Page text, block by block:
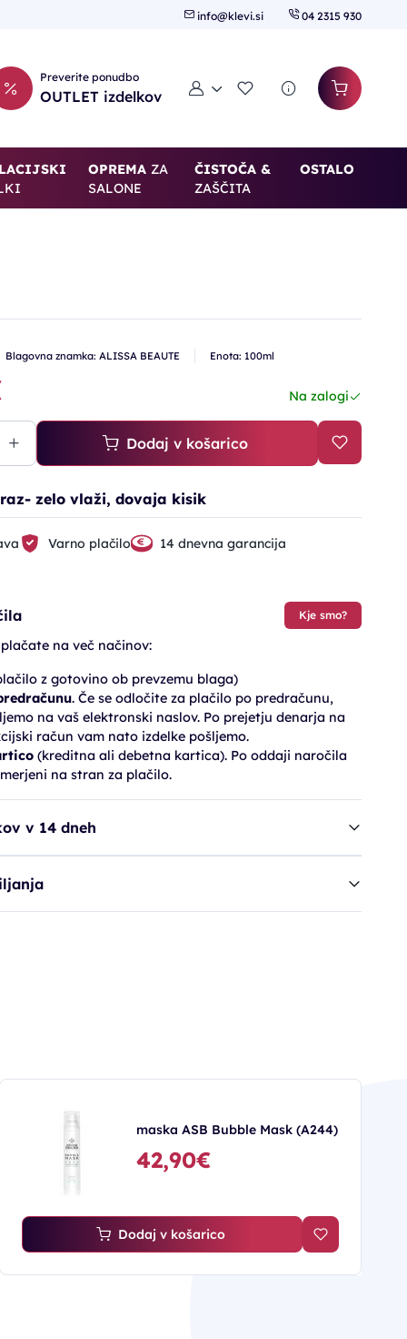
info@klevi.si 04 2315 930
Preverite ponudbo
OUTLET izdelkov Moj računSeznam želja
OPREMAZA
SALONE
ČISTOČA &
ZAŠČITA
OSTALO
Blagovna znamka: ALISSA BEAUTE Enota: 100ml
Na zalogi
Dodaj v košarico
zelo vlaži, dovaja kisik
Varno plačilo 14 dnevna garancija
Kje smo?
na več načinov:
z gotovino ob prevzemu blaga)
. Če se odločite za plačilo po predračunu,
na vaš elektronski naslov. Po prejetju denarja na
račun vam nato izdelke pošljemo.
(kreditna ali debetna kartica). Po oddaji naročila
na stran za plačilo.
v 14 dneh
maska ASB Bubble Mask (A244)
42,90€
Dodaj v košarico